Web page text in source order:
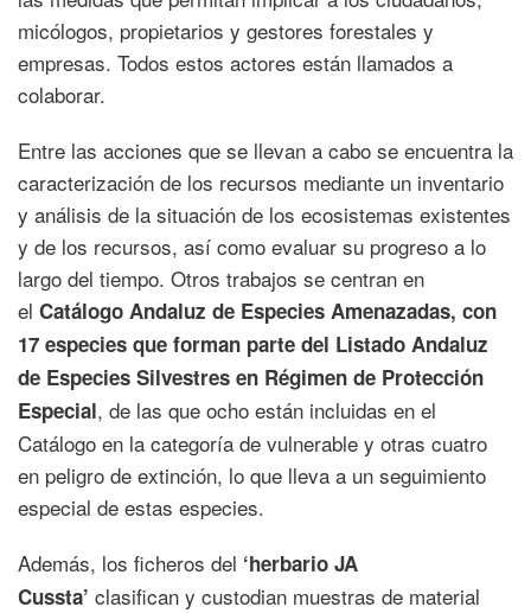
micólogos, propietarios y gestores forestales y
empresas. Todos estos actores están llamados a
colaborar.
Entre las acciones que se llevan a cabo se encuentra la
caracterización de los recursos mediante un inventario
y análisis de la situación de los ecosistemas existentes
y de los recursos, así como evaluar su progreso a lo
largo del tiempo. Otros trabajos se centran en
el Catálogo Andaluz de Especies Amenazadas, con
17 especies que forman parte del Listado Andaluz
de Especies Silvestres en Régimen de Protección
Especial, de las que ocho están incluidas en el
Catálogo en la categoría de vulnerable y otras cuatro
en peligro de extinción, lo que lleva a un seguimiento
especial de estas especies.
Además, los ficheros del ‘herbario JA
Cussta’ clasifican y custodian muestras de material